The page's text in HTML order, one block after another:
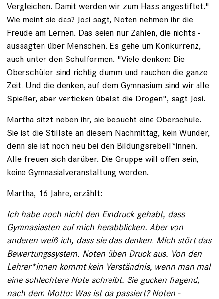
Vergleichen. Damit ­werden wir zum Hass angestiftet."
Wie meint sie das? Josi sagt, Noten nehmen ihr die
Freude am Lernen. Das seien nur Zahlen, die nichts ­
aussagten über Menschen. Es gehe um Konkurrenz,
auch unter den Schulformen. "Viele denken: Die
Oberschüler sind richtig dumm und rauchen die ganze
Zeit. Und die denken, auf dem ­Gymnasium sind wir alle
Spießer, aber verticken übelst die Drogen", sagt Josi.
Martha sitzt neben ihr, sie besucht ­eine Oberschule.
Sie ist die Stillste an diesem Nachmittag, kein Wunder,
denn sie ist noch neu bei den Bildungsrebell*innen.
Alle freuen sich darüber. Die Gruppe will offen sein,
keine Gymnasialveranstaltung werden.
Martha, 16 Jahre, erzählt:
Ich habe noch nicht den Eindruck gehabt, dass
Gymnasiasten auf mich herabblicken. Aber von
anderen weiß ich, dass sie das ­denken. Mich stört das
Bewertungssystem. Noten üben Druck aus. Von den
Lehrer*innen kommt kein Verständnis, wenn man mal
eine schlechtere Note schreibt. Sie gucken fragend,
nach dem Motto: Was ist da passiert? Noten ­